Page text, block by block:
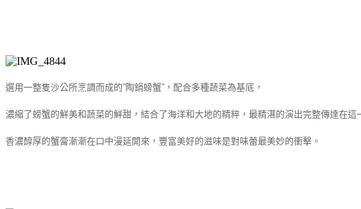
選用一整隻沙公所烹調而成的”陶鍋螃蟹” ，配合多種蔬菜為基底，
濃縮了螃蟹的鮮美和蔬菜的鮮甜，結合了海洋和大地的精粹，最精湛的演出完整傳達在這
香濃醇厚的蟹膏漸漸在口中漫延開來，豐富美好的滋味是對味蕾最美妙的衝擊。